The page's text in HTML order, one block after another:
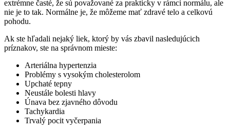
extrémne časté, že sú považované za prakticky v rámci normálu, ale
nie je to tak. Normálne je, že môžeme mať zdravé telo a celkovú
pohodu.
Ak ste hľadali nejaký liek, ktorý by vás zbavil nasledujúcich
príznakov, ste na správnom mieste:
Arteriálna hypertenzia
Problémy s vysokým cholesterolom
Upchaté tepny
Neustále bolesti hlavy
Únava bez zjavného dôvodu
Tachykardia
Trvalý pocit vyčerpania